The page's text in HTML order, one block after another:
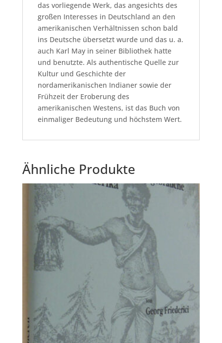
das vorliegende Werk, das angesichts des
großen Interesses in Deutschland an den
amerikanischen Verhältnissen schon bald
ins Deutsche übersetzt wurde und das u. a.
auch Karl May in seiner Bibliothek hatte
und benutzte. Als authentische Quelle zur
Kultur und Geschichte der
nordamerikanischen Indianer sowie der
Frühzeit der Eroberung des
amerikanischen Westens, ist das Buch von
einmaliger Bedeutung und höchstem Wert.
Ähnliche Produkte